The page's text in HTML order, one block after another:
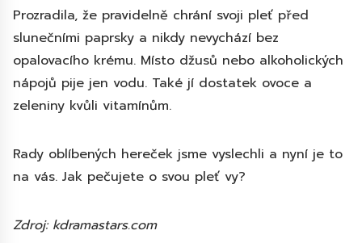
Prozradila, že pravidelně chrání svoji pleť před
slunečními paprsky a nikdy nevychází bez
opalovacího krému. Místo džusů nebo alkoholických
nápojů pije jen vodu. Také jí dostatek ovoce a
zeleniny kvůli vitamínům.
Rady oblíbených hereček jsme vyslechli a nyní je to
na vás. Jak pečujete o svou pleť vy?
Zdroj: kdramastars.com